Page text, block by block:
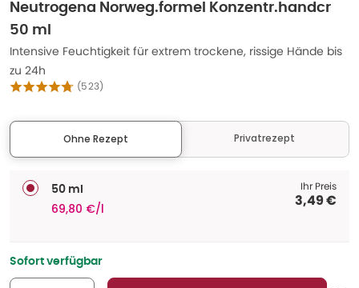
Neutrogena Norweg.formel Konzentr.handcr
50 ml
Intensive Feuchtigkeit für extrem trockene, rissige Hände bis
zu 24h
(523)
Ohne Rezept Privatrezept
50 ml
69,80 €/l
Ihr Preis
3,49 €
Sofort verfügbar